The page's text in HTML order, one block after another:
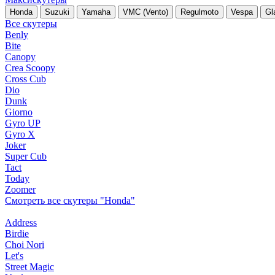
Honda Suzuki Yamaha VMC (Vento) Regulmoto Vespa
Все скутеры
Benly
Bite
Canopy
Crea Scoopy
Cross Cub
Dio
Dunk
Giorno
Gyro UP
Gyro X
Joker
Super Cub
Tact
Today
Zoomer
Смотреть все скутеры "Honda"
Address
Birdie
Choi Nori
Let's
Street Magic